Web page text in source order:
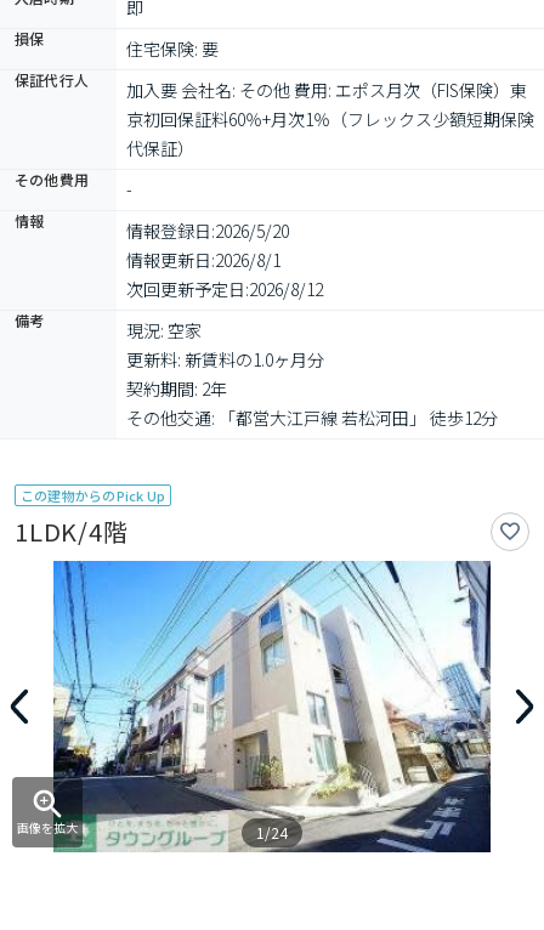
即
損保 住宅保険: 要
保証代行人
加入要 会社名: その他 費用: エポス月次（FIS保険）東
京初回保証料60％+月次1％（フレックス少額短期保険
代保証）
その他費用 -
情報 情報登録日:2026/5/20
情報更新日:2026/8/1
次回更新予定日:2026/8/12
備考
現況: 空家
更新料: 新賃料の1.0ヶ月分
契約期間: 2年
その他交通: 「都営大江戸線 若松河田」 徒歩12分
この建物からのPick Up
1LDK/4階
画像を拡大 1/24